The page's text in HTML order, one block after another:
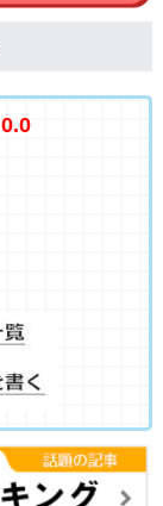
0.0